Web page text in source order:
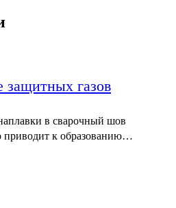
защитных газов
в сварочный шов
приводит к образованию…